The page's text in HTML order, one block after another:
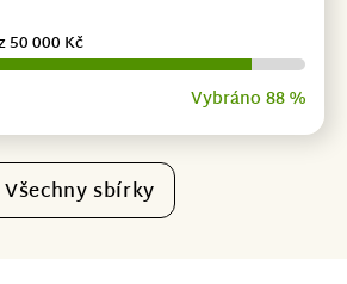
Vybráno 88 %
50 000 Kč
Všechny sbírky